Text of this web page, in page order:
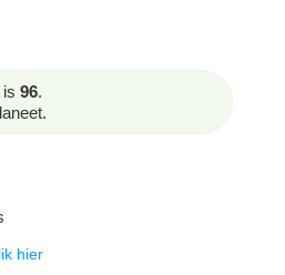
96.
hier